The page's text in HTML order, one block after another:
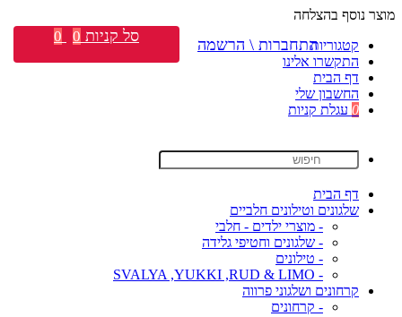
מוצר נוסף בהצלחה
קטגוריות
התקשרו אלינו
דף הבית
החשבון שלי
0 עגלת קניות
דף הבית
שלגונים וטילונים חלביים
- מוצרי ילדים - חלבי
- שלגונים וחטיפי גלידה
- טילונים
- SVALYA ,YUKKI ,RUD & LIMO
קרחונים ושלגוני פרווה
- קרחונים
התחברות \ הרשמה סל קניות 0
0